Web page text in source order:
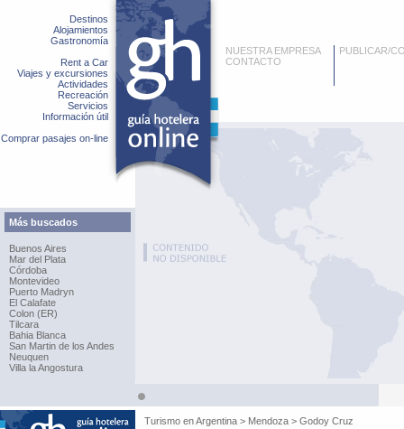
Destinos
Alojamientos
Gastronomía
Rent a Car
Viajes y excursiones
Actividades
Recreación
Servicios
Información útil
Comprar pasajes on-line
Más buscados
Buenos Aires
Mar del Plata
Córdoba
Montevideo
Puerto Madryn
El Calafate
Colon (ER)
Tilcara
Bahia Blanca
San Martin de los Andes
Neuquen
Villa la Angostura
NUESTRA EMPRESA
CONTACTO
PUBLICAR/
Turismo enArgentina > Mendoza > Godoy Cruz